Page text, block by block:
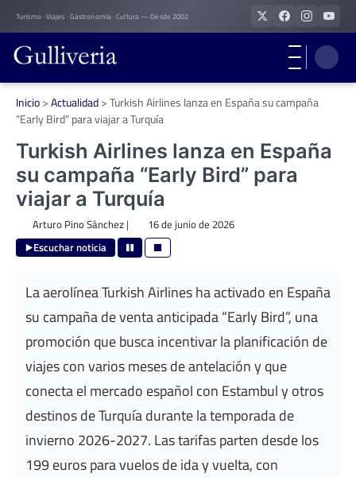
Skip
to
content
Turismo · Viajes · Gastronomía · Cultura — Desde 2002
Inicio>Actualidad>Turkish Airlines lanza en España su campaña
“Early Bird” para viajar a Turquía
Turkish Airlines lanza en España
su campaña “Early Bird” para
viajar a Turquía
Arturo Pino Sánchez| 16 de junio de 2026
Escuchar noticia
La aerolínea Turkish Airlines ha activado en España
su campaña de venta anticipada “Early Bird”, una
promoción que busca incentivar la planificación de
viajes con varios meses de antelación y que
conecta el mercado español con Estambul y otros
destinos de Turquía durante la temporada de
invierno 2026-2027. Las tarifas parten desde los
199 euros para vuelos de ida y vuelta, con